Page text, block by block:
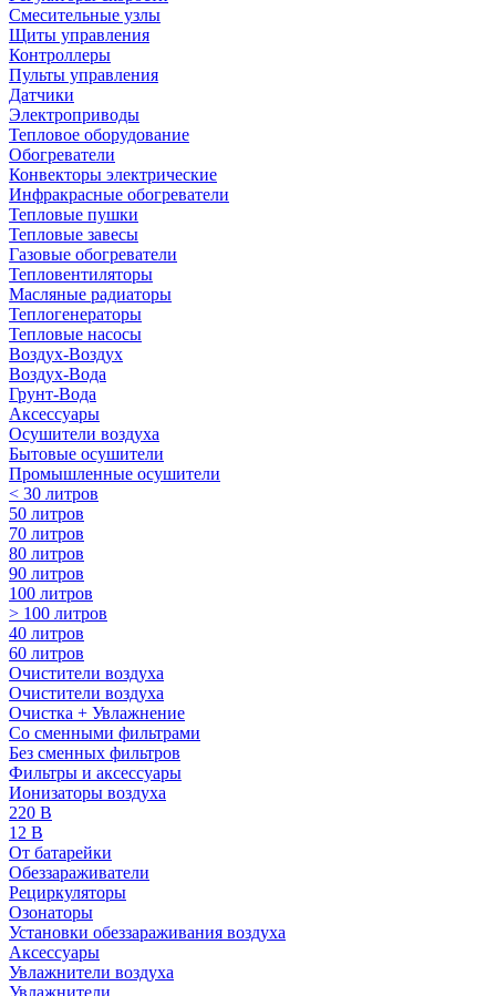
Смесительные узлы
Щиты управления
Контроллеры
Пульты управления
Датчики
Электроприводы
Тепловое оборудование
Обогреватели
Конвекторы электрические
Инфракрасные обогреватели
Тепловые пушки
Тепловые завесы
Газовые обогреватели
Тепловентиляторы
Масляные радиаторы
Теплогенераторы
Тепловые насосы
Воздух-Воздух
Воздух-Вода
Грунт-Вода
Аксессуары
Осушители воздуха
Бытовые осушители
Промышленные осушители
< 30 литров
50 литров
70 литров
80 литров
90 литров
100 литров
> 100 литров
40 литров
60 литров
Очистители воздуха
Очистители воздуха
Очистка + Увлажнение
Cо сменными фильтрами
Без сменных фильтров
Фильтры и аксессуары
Ионизаторы воздуха
220 В
12 В
От батарейки
Обеззараживатели
Рециркуляторы
Озонаторы
Установки обеззараживания воздуха
Аксессуары
Увлажнители воздуха
Увлажнители